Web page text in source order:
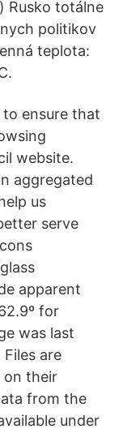
Rusko totálne
politikov
teplota:
to ensure that
website.
aggregated
us
serve
apparent
for
was last
are
on their
from the
under